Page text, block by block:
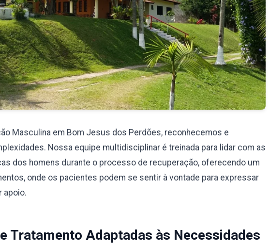
Masculina em Bom Jesus dos Perdões, reconhecemos e
Nossa equipe multidisciplinar é treinada para lidar com as
dos homens durante o processo de recuperação, oferecendo um
onde os pacientes podem se sentir à vontade para expressar
apoio.
Tratamento Adaptadas às Necessidades